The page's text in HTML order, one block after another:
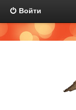
Войти